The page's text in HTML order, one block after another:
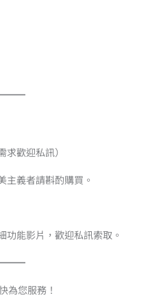
歡迎私訊）
主義者請斟酌購買。
能影片，歡迎私訊索取。
為您服務！